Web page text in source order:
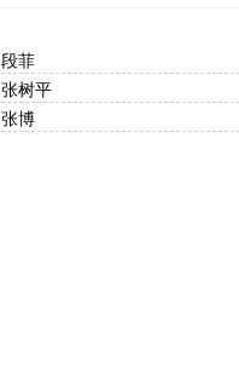
段菲
张树平
张博